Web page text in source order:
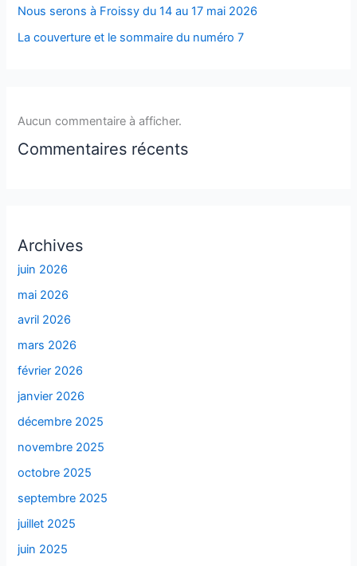
Nous serons à Froissy du 14 au 17 mai 2026
La couverture et le sommaire du numéro 7
Aucun commentaire à afficher.
Commentaires récents
Archives
juin 2026
mai 2026
avril 2026
mars 2026
février 2026
janvier 2026
décembre 2025
novembre 2025
octobre 2025
septembre 2025
juillet 2025
juin 2025